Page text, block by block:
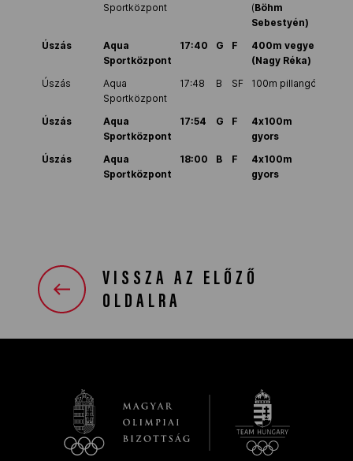
Sportközpont
(Böhm
Sebestyén)
Úszás
Aqua
Sportközpont
17:40 G F
400m vegyes
(Nagy Réka)
Úszás
Aqua
Sportközpont
17:48 B SF 100m pillangó
Úszás
Aqua
Sportközpont
17:54 G F
4x100m
gyors
Úszás
Aqua
Sportközpont
18:00 B F
4x100m
gyors
VISSZA AZ ELŐZŐ
OLDALRA